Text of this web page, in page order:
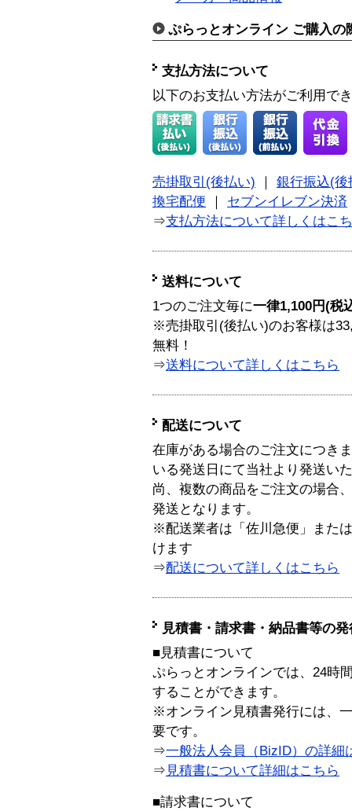
ぷらっとオンライン ご購入の
支払方法について
以下のお支払い方法がご利用で
売掛取引(後払い)
銀行振込(後
換宅配便
セブンイレブン決済
⇒支払方法について詳しくはこ
送料について
1つのご注文毎に一律1,100円(税
※売掛取引(後払い)のお客様は
無料！
⇒送料について詳しくはこちら
配送について
在庫がある場合のご注文につき
いる発送日にて当社より発送い
尚、複数の商品をご注文の場合
発送となります。
※配送業者は「佐川急便」また
けます
⇒配送について詳しくはこちら
見積書・請求書・納品書等の
■見積書について
ぷらっとオンラインでは、24時
することができます。
※オンライン見積書発行には、
要です。
⇒一般法人会員（BizID）の詳細
⇒ 見積書について詳細はこちら
■請求書について